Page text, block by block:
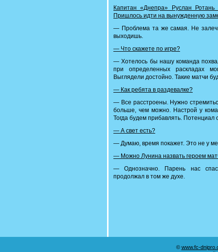
Капитан «Днепра» Руслан
Пришлось идти на вынужденную
— Проблема та же самая. Не
выходишь.
— Что скажете по игре?
— Хотелось бы нашу команда
при определенных раскладах
Выглядели достойно. Такие матчи
— Как ребята в раздевалке?
— Все расстроены. Нужно
больше, чем можно. Настрой у
Тогда будем прибавлять. Потенциал
— А свет есть?
— Думаю, время покажет. Это не у
— Можно Лунина назвать героем
— Однозначно. Парень нас
продолжал в том же духе.
© www.fc-